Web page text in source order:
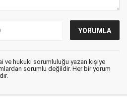
ve hukuki sorumluluğu yazan kişiye
sorumlu değildir. Her bir yorum